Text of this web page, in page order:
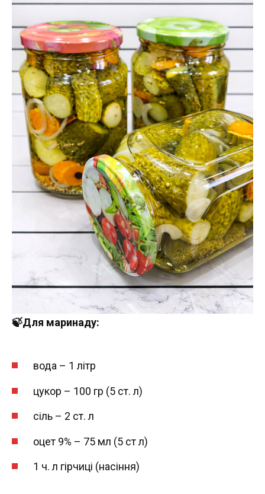
🍃Для маринаду:
вода – 1 літр
цукор – 100 гр (5 ст. л)
сіль – 2 ст. л
оцет 9% – 75 мл (5 ст л)
1 ч. л гірчиці (насіння)